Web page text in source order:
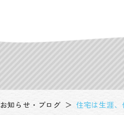
お知らせ・ブログ 住宅は生涯、